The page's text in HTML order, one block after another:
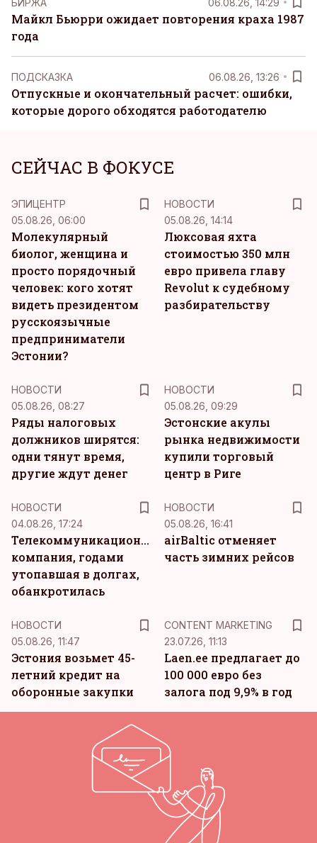
Майкл Бьюрри ожидает повторения краха 1987
года
ПОДСКАЗКА 06.08.26, 13:26
Отпускные и окончательный расчет: ошибки,
которые дорого обходятся работодателю
СЕЙЧАС В ФОКУСЕ
ЭПИЦЕНТР
05.08.26, 06:00
Молекулярный
биолог, женщина и
просто порядочный
человек: кого хотят
видеть президентом
русскоязычные
предприниматели
Эстонии?
НОВОСТИ
05.08.26, 14:14
Люксовая яхта
стоимостью 350 млн
евро привела главу
Revolut к судебному
разбирательству
НОВОСТИ
05.08.26, 08:27
Ряды налоговых
должников ширятся:
одни тянут время,
другие ждут денег
НОВОСТИ
05.08.26, 09:29
Эстонские акулы
рынка недвижимости
купили торговый
центр в Риге
НОВОСТИ
04.08.26, 17:24
Телекоммуникационная
компания, годами
утопавшая в долгах,
обанкротилась
НОВОСТИ
05.08.26, 16:41
airBaltic отменяет
часть зимних рейсов
НОВОСТИ
05.08.26, 11:47
Эстония возьмет 45-
летний кредит на
оборонные закупки
CONTENT MARKETING
23.07.26, 11:13
Laen.ee предлагает до
100 000 евро без
залога под 9,9% в год